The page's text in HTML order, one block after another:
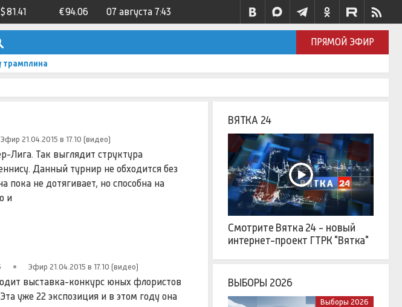
$81.41 €94.06 07 августа 7:43
ПРЯМОЙ ЭФИР
трамплина
Эфир 21.04.2015 в 17.10 (видео)
Лига. Так выглядит структура
Данный турнир не обходится без
пока не дотягивает, но способна на
и
Эфир 21.04.2015 в 17.10 (видео)
выставка-конкурс юных флористов
уже 22 экспозиция и в этом году она
ВЯТКА 24
Смотрите Вятка 24 - новый
интернет-проект ГТРК "Вятка"
ВЫБОРЫ 2026
Выборы 2026